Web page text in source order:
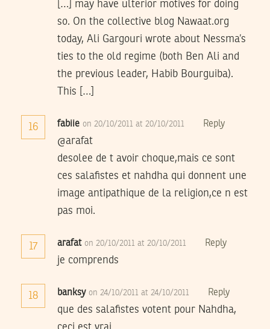
[…] may have ulterior motives for doing
so. On the collective blog Nawaat.org
today, Ali Gargouri wrote about Nessma’s
ties to the old regime (both Ben Ali and
the previous leader, Habib Bourguiba).
This […]
16 fabiie on 20/10/2011 at 20/10/2011 Reply
@arafat
desolee de t avoir choque,mais ce sont
ces salafistes et nahdha qui donnent une
image antipathique de la religion,ce n est
pas moi.
17 arafat on 20/10/2011 at 20/10/2011 Reply
je comprends
18 banksy on 24/10/2011 at 24/10/2011 Reply
que des salafistes votent pour Nahdha,